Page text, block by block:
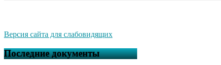
Версия сайта для слабовидящих
Последние документы